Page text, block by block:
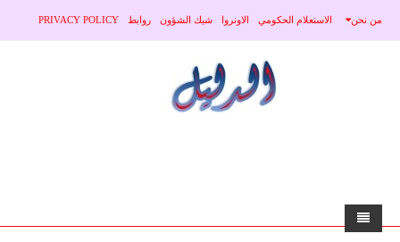
من نحن الاستعلام الحكومي الاونروا شيك الشؤون روابط PRIVACY POLICY